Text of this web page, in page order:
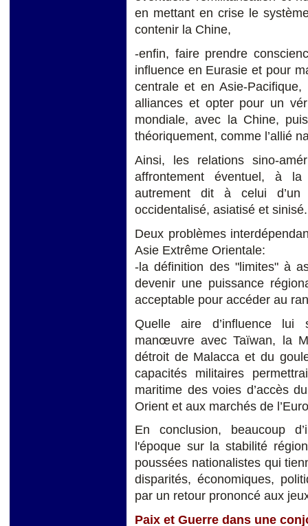
en mettant en crise le
contenir la Chine,
-enfin, faire prendre
influence en Eurasie et pour
centrale et en Asie-
alliances et opter pour un
mondiale, avec la Chine,
théoriquement, comme l’allié
Ainsi, les relations sino-
affrontement éventuel, à la
autrement dit à celui
occidentalisé, asiatisé et sinisé.
Deux problèmes
Asie Extrême Orientale:
-la définition des "limites" à
devenir une puissance
acceptable pour accéder au
Quelle aire d’influence lui
manœuvre avec Taïwan, la
détroit de Malacca et du
capacités militaires
maritime des voies d’accès
Orient et aux marchés de
En conclusion, beaucoup
l'époque sur la stabilité
poussées nationalistes qui
disparités, économiques,
par un retour prononcé aux
Paix et Guerre dans une